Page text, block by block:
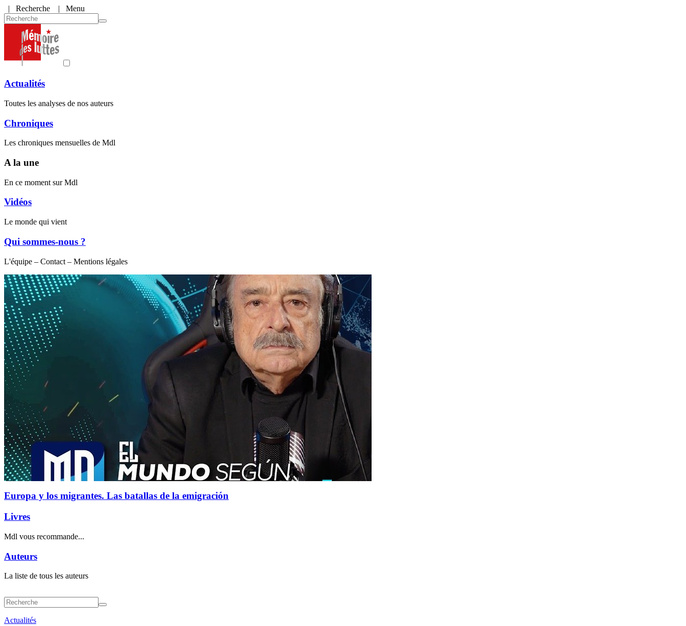
| Recherche | Menu
Actualités
Toutes les analyses de nos auteurs
Chroniques
Les chroniques mensuelles de Mdl
A la une
En ce moment sur Mdl
Vidéos
Le monde qui vient
Qui sommes-nous ?
L'équipe – Contact – Mentions légales
Europa y los migrantes. Las batallas de la emigración
Livres
Mdl vous recommande...
Auteurs
La liste de tous les auteurs
Actualités